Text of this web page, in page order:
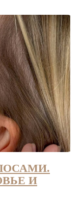
И